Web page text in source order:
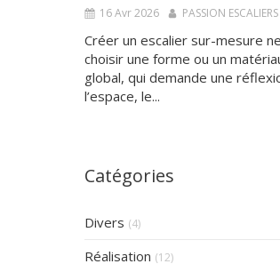
16 Avr 2026 PASSION ESCALIERS
Créer un escalier sur-mesure
choisir une forme ou un
global, qui demande une
l’espace, le...
Catégories
Divers (4)
Réalisation (12)